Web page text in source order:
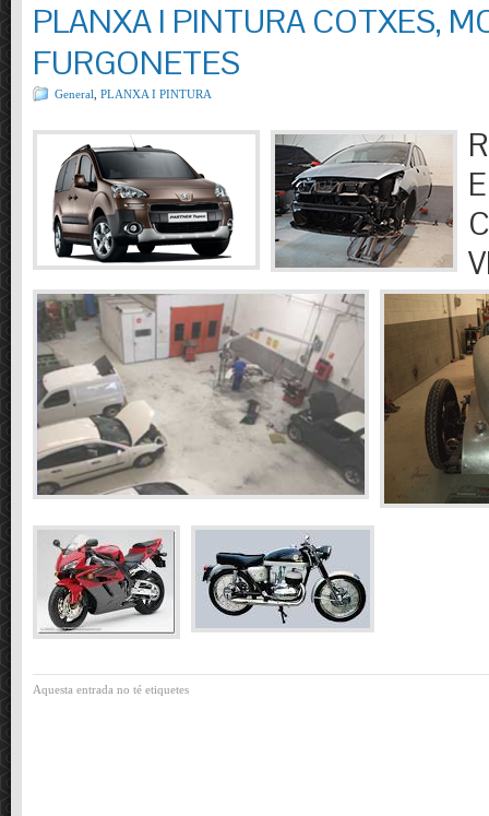
PLANXA I PINTURA COTXES,
FURGONETES
General PLANXA I PINTURA
Aquesta entrada no té etiquetes